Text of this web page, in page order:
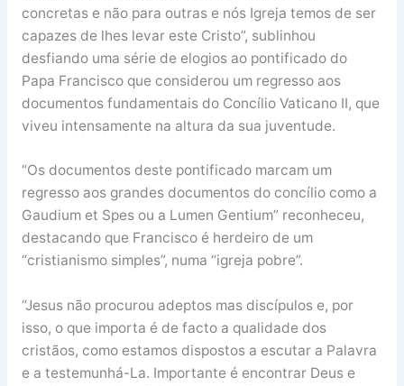
concretas e não para outras e nós Igreja temos de ser
capazes de lhes levar este Cristo”, sublinhou
desfiando uma série de elogios ao pontificado do
Papa Francisco que considerou um regresso aos
documentos fundamentais do Concílio Vaticano II, que
viveu intensamente na altura da sua juventude.
“Os documentos deste pontificado marcam um
regresso aos grandes documentos do concílio como a
Gaudium et Spes ou a Lumen Gentium” reconheceu,
destacando que Francisco é herdeiro de um
“cristianismo simples”, numa “igreja pobre”.
“Jesus não procurou adeptos mas discípulos e, por
isso, o que importa é de facto a qualidade dos
cristãos, como estamos dispostos a escutar a Palavra
e a testemunhá-La. Importante é encontrar Deus e